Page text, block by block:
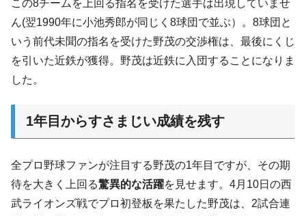
この8チームを上回る指名を受けた選手は出現していませ
ん(翌1990年に小池秀郎が同じく8球団で並ぶ）。8球団と
いう前代未聞の指名を受けた野茂の交渉権は、最後にくじ
を引いた近鉄が獲得。野茂は近鉄に入団することになりま
した。
1年目からすさまじい成績を残す
全プロ野球ファンが注目する野茂の1年目ですが、その期
待を大きく上回る驚異的な活躍を見せます。4月10日の西
武ライオンズ戦でプロ初登板を果たした野茂は、2試合連